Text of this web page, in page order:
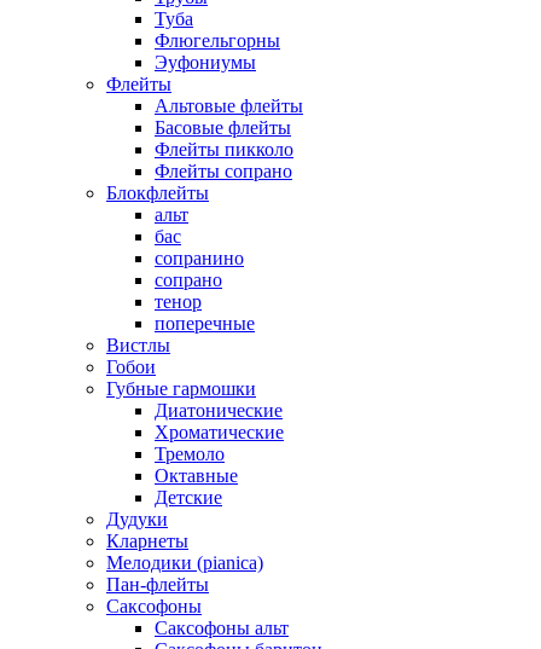
Туба
Флюгельгорны
Эуфониумы
Флейты
Альтовые флейты
Басовые флейты
Флейты пикколо
Флейты сопрано
Блокфлейты
альт
бас
сопранино
сопрано
тенор
поперечные
Вистлы
Гобои
Губные гармошки
Диатонические
Хроматические
Тремоло
Октавные
Детские
Дудуки
Кларнеты
Мелодики (pianica)
Пан-флейты
Саксофоны
Саксофоны альт